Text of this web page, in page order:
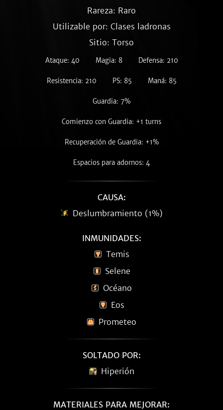
Rareza: Raro
Utilizable por: Clases ladronas
Sitio: Torso
Ataque: 40 Magia: 8 Defensa: 210
Resistencia: 210 PS: 85 Maná: 85
Guardia: 7%
Comienzo con Guardia: +1 turns
Recuperación de Guardia: +1%
Espacios para adornos: 4
CAUSA:
Deslumbramiento (1%)
INMUNIDADES:
Temis
Selene
Océano
Eos
Prometeo
SOLTADO POR:
Hiperión
MATERIALES PARA MEJORAR: